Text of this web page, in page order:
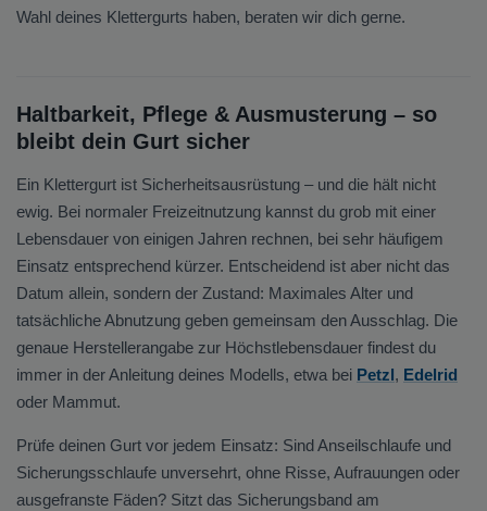
Wahl deines Klettergurts haben, beraten wir dich gerne.
Haltbarkeit, Pflege & Ausmusterung – so
bleibt dein Gurt sicher
Ein Klettergurt ist Sicherheitsausrüstung – und die hält nicht
ewig. Bei normaler Freizeitnutzung kannst du grob mit einer
Lebensdauer von einigen Jahren rechnen, bei sehr häufigem
Einsatz entsprechend kürzer. Entscheidend ist aber nicht das
Datum allein, sondern der Zustand: Maximales Alter und
tatsächliche Abnutzung geben gemeinsam den Ausschlag. Die
genaue Herstellerangabe zur Höchstlebensdauer findest du
immer in der Anleitung deines Modells, etwa bei Petzl, Edelrid
oder Mammut.
Prüfe deinen Gurt vor jedem Einsatz: Sind Anseilschlaufe und
Sicherungsschlaufe unversehrt, ohne Risse, Aufrauungen oder
ausgefranste Fäden? Sitzt das Sicherungsband am